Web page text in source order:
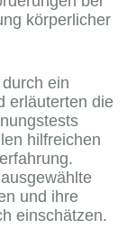
körperlicher
ein
erläuterten die
hilfreichen
und ihre
einschätzen.